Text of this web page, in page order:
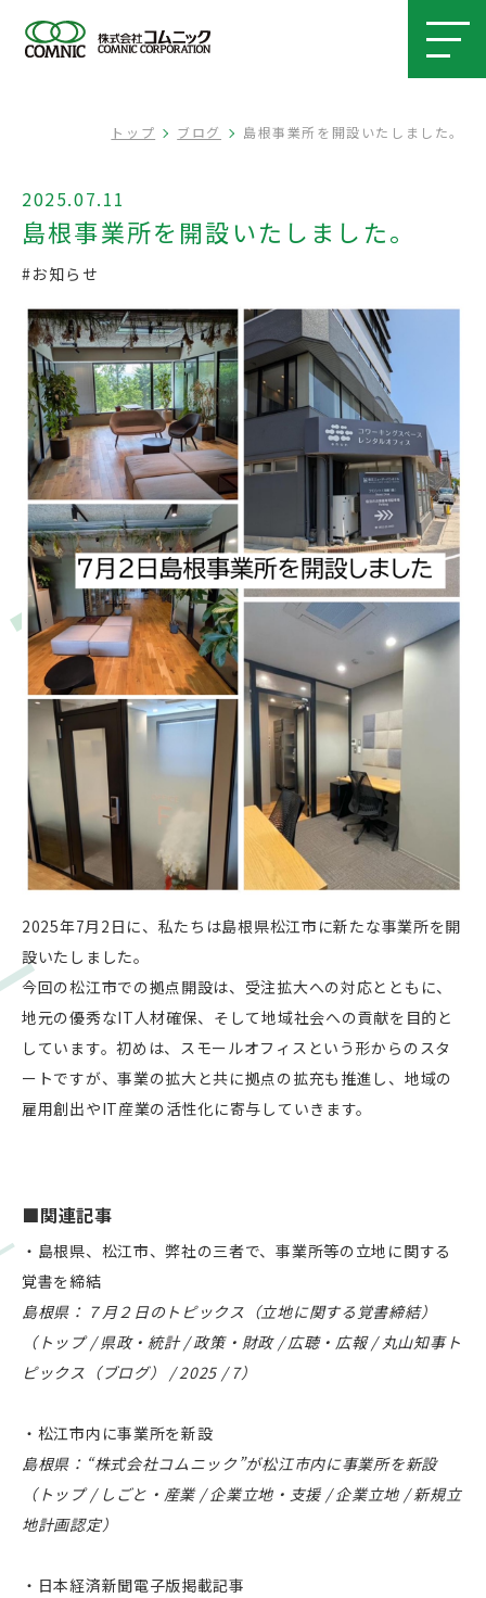
トップ ブログ 島根事業所を開設いたしました。
2025.07.11
島根事業所を開設いたしました。
#お知らせ
2025年7月2日に、私たちは島根県松江市に新たな事業所を開
設いたしました。
今回の松江市での拠点開設は、受注拡大への対応とともに、
地元の優秀なIT人材確保、そして地域社会への貢献を目的と
しています。初めは、スモールオフィスという形からのスタ
ートですが、事業の拡大と共に拠点の拡充も推進し、地域の
雇用創出やIT産業の活性化に寄与していきます。
■関連記事
・島根県、松江市、弊社の三者で、事業所等の立地に関する
覚書を締結
島根県：７月２日のトピックス（立地に関する覚書締結）
（トップ / 県政・統計 / 政策・財政 / 広聴・広報 / 丸山知事ト
ピックス（ブログ） / 2025 / 7）
・松江市内に事業所を新設
島根県：“株式会社コムニック”が松江市内に事業所を新設
（トップ / しごと・産業 / 企業立地・支援 / 企業立地 / 新規立
地計画認定）
・日本経済新聞電子版掲載記事